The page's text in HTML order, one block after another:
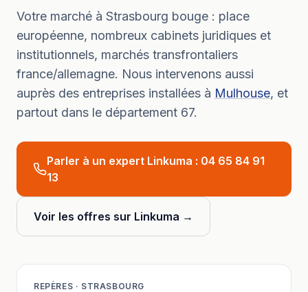
Votre marché à Strasbourg bouge : place
européenne, nombreux cabinets juridiques et
institutionnels, marchés transfrontaliers
france/allemagne. Nous intervenons aussi
auprès des entreprises installées à Mulhouse, et
partout dans le département 67.
Parler à un expert Linkuma : 04 65 84 91
13
Voir les offres sur Linkuma →
REPÈRES · STRASBOURG